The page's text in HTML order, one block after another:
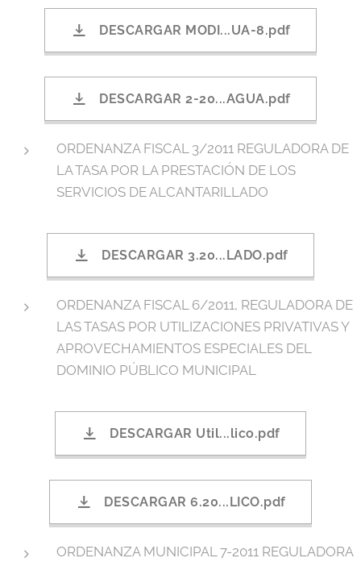
DESCARGAR MODI...UA-8.pdf
DESCARGAR 2-20...AGUA.pdf
ORDENANZA FISCAL 3/2011 REGULADORA DE
LA TASA POR LA PRESTACIÓN DE LOS
SERVICIOS DE ALCANTARILLADO
DESCARGAR 3.20...LADO.pdf
ORDENANZA FISCAL 6/2011, REGULADORA DE
LAS TASAS POR UTILIZACIONES PRIVATIVAS Y
APROVECHAMIENTOS ESPECIALES DEL
DOMINIO PÚBLICO MUNICIPAL
DESCARGAR Util...lico.pdf
DESCARGAR 6.20...LICO.pdf
ORDENANZA MUNICIPAL 7-2011 REGULADORA